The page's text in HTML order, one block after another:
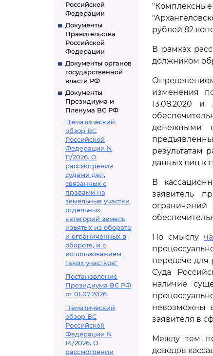
Российской
Федерации
Документы
Правительства
Российской
Федерации
Документы органов
государственной
власти РФ
Документы
Президиума и
Пленума ВС РФ
"Тематический
обзор ВС
Российской
Федерации N
11/2026. О
рассмотрении
судами дел,
связанных с
правами на
земельные участки
отдельных
категорий земель,
изъятых из оборота
и ограниченных в
обороте, и с
использованием
таких участков"
Постановление
Президиума ВС РФ
от 01.07.2026
"Тематический
обзор ВС
Российской
Федерации N
14/2026. О
рассмотрении
рублей 82
В рамках
должником
изменения
13.08.2020 и
денежными
результатам
данных лиц к
В
заявитель
По смыслу
передаче для
Суда
наличие
невозможны
заявителя в
Между тем
доводов